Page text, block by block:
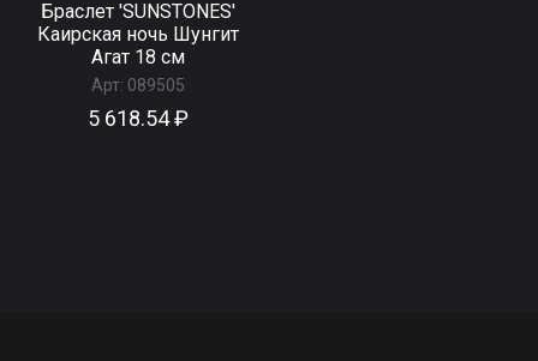
Браслет 'SUNSTONES'
Каирская ночь Шунгит
Агат 18 см
Арт: 089505
5 618.54 ₽